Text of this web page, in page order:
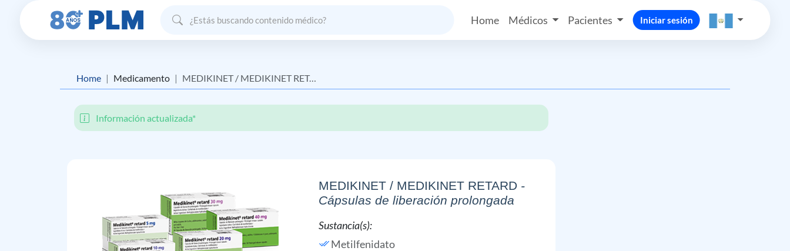
Home Médicos Pacientes Iniciar sesión
Home Medicamento MEDIKINET / MEDIKINET RETARD
Información actualizada*
MEDIKINET / MEDIKINET RETARD -
Cápsulas de liberación prolongada
Sustancia(s):
Metilfenidato